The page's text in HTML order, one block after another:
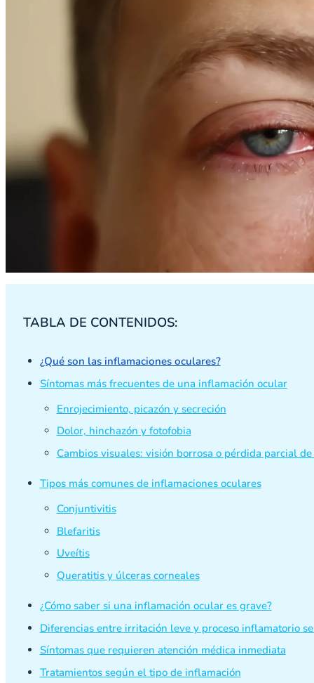
TABLA DE CONTENIDOS:
¿Qué son las inflamaciones oculares?
Síntomas más frecuentes de una inflamación ocular
Enrojecimiento, picazón y secreción
Dolor, hinchazón y fotofobia
Cambios visuales: visión borrosa o pérdida parcial
Tipos más comunes de inflamaciones oculares
Conjuntivitis
Blefaritis
Uveítis
Queratitis y úlceras corneales
¿Cómo saber si una inflamación ocular es grave?
Diferencias entre irritación leve y proceso inflamatorio
Síntomas que requieren atención médica inmediata
Tratamientos según el tipo de inflamación